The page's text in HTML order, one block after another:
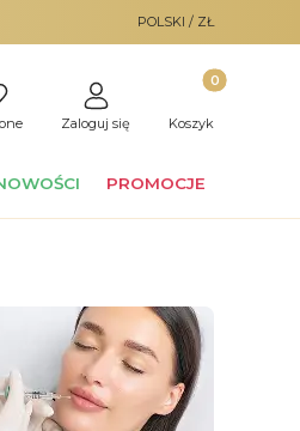
POLSKI / ZŁ
Zaloguj się
Produkty w
Koszyk
PROMOCJE